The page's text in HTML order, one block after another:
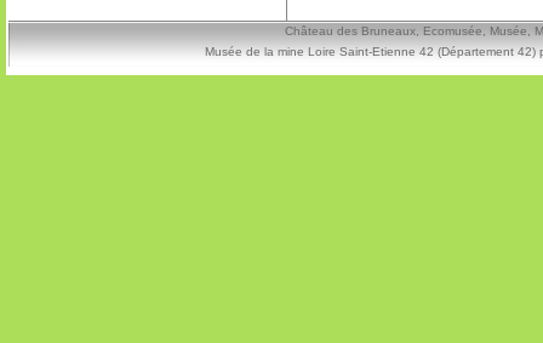
Château des Bruneaux, Ecomusée, Musée,
Musée de la mine Loire Saint-Etienne 42 (Département